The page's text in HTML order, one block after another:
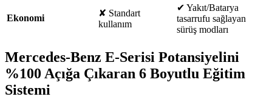
Ekonomi ✘ Standart
kullanım
✔ Yakıt/Batarya
tasarrufu sağlayan
sürüş modları
Mercedes-Benz E-Serisi Potansiyelini
%100 Açığa Çıkaran 6 Boyutlu Eğitim
Sistemi